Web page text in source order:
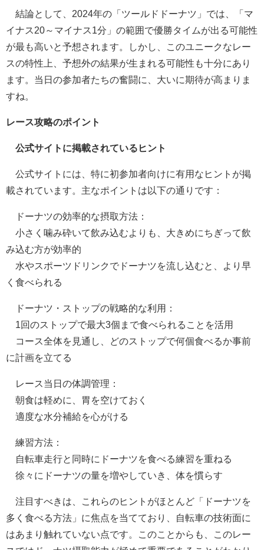
結論として、2024年の「ツールドドーナツ」では、「マ
イナス20～マイナス1分」の範囲で優勝タイムが出る可能性
が最も高いと予想されます。しかし、このユニークなレー
スの特性上、予想外の結果が生まれる可能性も十分にあり
ます。当日の参加者たちの奮闘に、大いに期待が高まりま
すね。
レース攻略のポイント
公式サイトに掲載されているヒント
公式サイトには、特に初参加者向けに有用なヒントが掲
載されています。主なポイントは以下の通りです：
ドーナツの効率的な摂取方法：
小さく噛み砕いて飲み込むよりも、大きめにちぎって飲
み込む方が効率的
水やスポーツドリンクでドーナツを流し込むと、より早
く食べられる
ドーナツ・ストップの戦略的な利用：
1回のストップで最大3個まで食べられることを活用
コース全体を見通し、どのストップで何個食べるか事前
に計画を立てる
レース当日の体調管理：
朝食は軽めに、胃を空けておく
適度な水分補給を心がける
練習方法：
自転車走行と同時にドーナツを食べる練習を重ねる
徐々にドーナツの量を増やしていき、体を慣らす
注目すべきは、これらのヒントがほとんど「ドーナツを
多く食べる方法」に焦点を当てており、自転車の技術面に
はあまり触れていない点です。このことからも、このレー